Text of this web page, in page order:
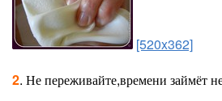
[520x362]
2. Не переживайте,времени займёт